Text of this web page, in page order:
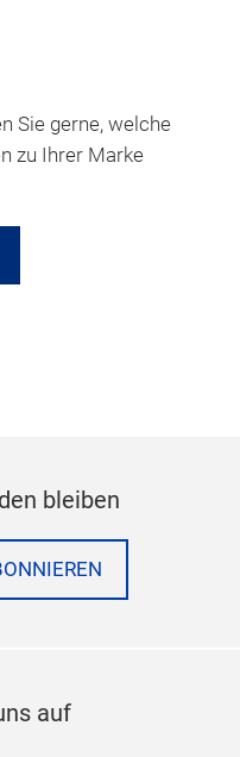
Sie gerne, welche
zu Ihrer Marke
bleiben
auf